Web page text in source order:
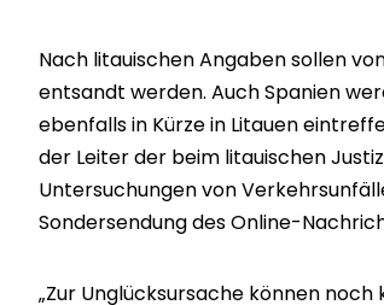
Nach litauischen Angaben sollen
entsandt werden. Auch Spanien
ebenfalls in Kürze in Litauen
der Leiter der beim litauischen
Untersuchungen von
Sondersendung des Online-
„Zur Unglücksursache können